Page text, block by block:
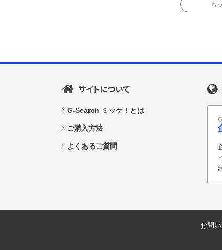
も
サイトについて
G-Search ミッケ！とは
ご購入方法
よくあるご質問
お問